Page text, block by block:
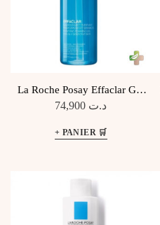
La Roche Posay Effaclar Gel
Moussant Purifiant 400Ml
د.ت